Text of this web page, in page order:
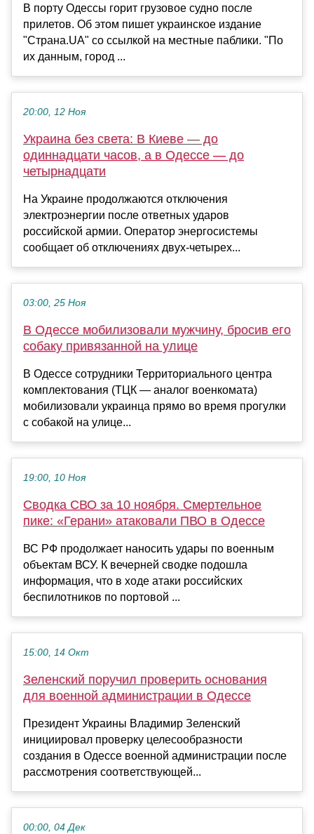
В порту Одессы горит грузовое судно после
прилетов. Об этом пишет украинское издание
"Страна.UA" со ссылкой на местные паблики. "По
их данным, город ...
20:00, 12 Ноя
Украина без света: В Киеве — до
одиннадцати часов, а в Одессе — до
четырнадцати
На Украине продолжаются отключения
электроэнергии после ответных ударов
российской армии. Оператор энергосистемы
сообщает об отключениях двух-четырех...
03:00, 25 Ноя
В Одессе мобилизовали мужчину, бросив его
собаку привязанной на улице
В Одессе сотрудники Территориального центра
комплектования (ТЦК — аналог военкомата)
мобилизовали украинца прямо во время прогулки
с собакой на улице...
19:00, 10 Ноя
Сводка СВО за 10 ноября. Смертельное
пике: «Герани» атаковали ПВО в Одессе
ВС РФ продолжает наносить удары по военным
объектам ВСУ. К вечерней сводке подошла
информация, что в ходе атаки российских
беспилотников по портовой ...
15:00, 14 Окт
Зеленский поручил проверить основания
для военной администрации в Одессе
Президент Украины Владимир Зеленский
инициировал проверку целесообразности
создания в Одессе военной администрации после
рассмотрения соответствующей...
00:00, 04 Дек